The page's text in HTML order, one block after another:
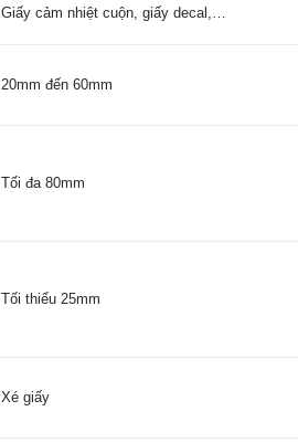
Giấy cảm nhiệt cuộn, giấy decal,…
20mm đến 60mm
Tối đa 80mm
Tối thiểu 25mm
Xé giấy